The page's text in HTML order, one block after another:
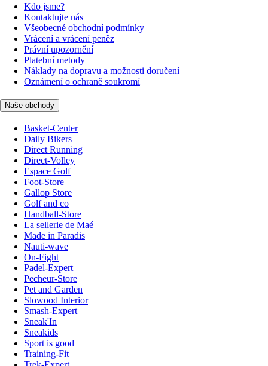
Kdo jsme?
Kontaktujte nás
Všeobecné obchodní podmínky
Vrácení a vrácení peněz
Právní upozornění
Platební metody
Náklady na dopravu a možnosti doručení
Oznámení o ochraně soukromí
Naše obchody
Basket-Center
Daily Bikers
Direct Running
Direct-Volley
Espace Golf
Foot-Store
Gallop Store
Golf and co
Handball-Store
La sellerie de Maé
Made in Paradis
Nauti-wave
On-Fight
Padel-Expert
Pecheur-Store
Pet and Garden
Slowood Interior
Smash-Expert
Sneak'In
Sneakids
Sport is good
Training-Fit